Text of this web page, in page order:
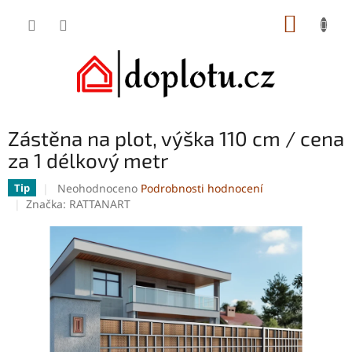
Zástěna na plot, výška 110 cm / cena
za 1 délkový metr
Tip
Průměrné
hodnocení
0,0
z
5
hvězdiček.
Neohodnoceno Podrobnosti hodnocení
Značka: RATTANART